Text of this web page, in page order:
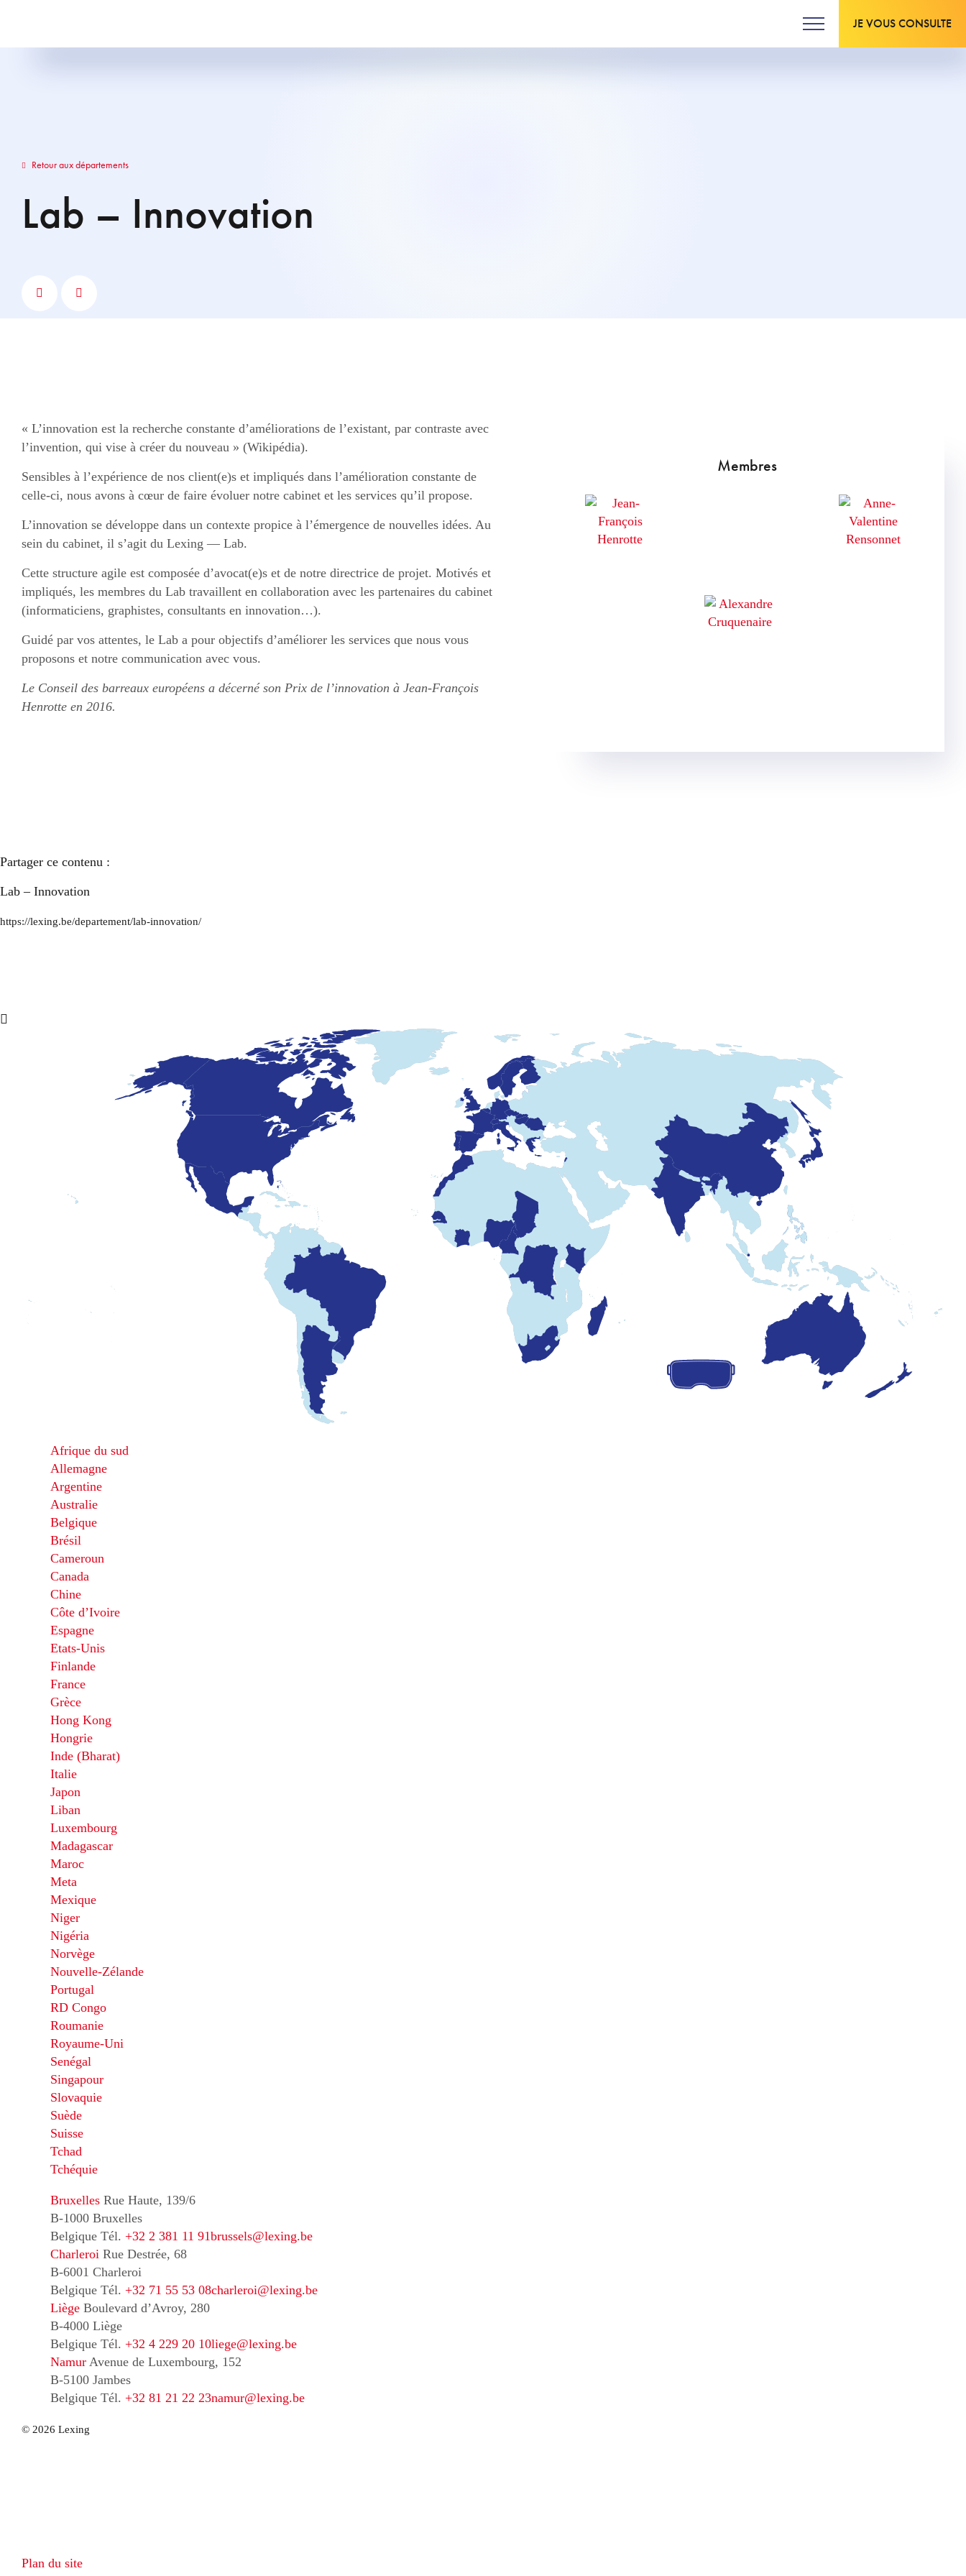
JE VOUS CONSULTE
Retour aux départements
Lab – Innovation
« L’innovation est la recherche constante d’améliorations de l’existant, par contraste avec
l’invention, qui vise à créer du nouveau » (Wikipédia).
Sensibles à l’expérience de nos client(e)s et impliqués dans l’amélioration constante de
celle-ci, nous avons à cœur de faire évoluer notre cabinet et les services qu’il propose.
L’innovation se développe dans un contexte propice à l’émergence de nouvelles idées. Au
sein du cabinet, il s’agit du Lexing — Lab.
Cette structure agile est composée d’avocat(e)s et de notre directrice de projet. Motivés et
impliqués, les membres du Lab travaillent en collaboration avec les partenaires du cabinet
(informaticiens, graphistes, consultants en innovation…).
Guidé par vos attentes, le Lab a pour objectifs d’améliorer les services que nous vous
proposons et notre communication avec vous.
Le Conseil des barreaux européens a décerné son Prix de l’innovation à Jean-François
Henrotte en 2016.
Membres
Partager ce contenu :
Lab – Innovation
https://lexing.be/departement/lab-innovation/
Afrique du sud
Allemagne
Argentine
Australie
Belgique
Brésil
Cameroun
Canada
Chine
Côte d’Ivoire
Espagne
Etats-Unis
Finlande
France
Grèce
Hong Kong
Hongrie
Inde (Bharat)
Italie
Japon
Liban
Luxembourg
Madagascar
Maroc
Meta
Mexique
Niger
Nigéria
Norvège
Nouvelle-Zélande
Portugal
RD Congo
Roumanie
Royaume-Uni
Senégal
Singapour
Slovaquie
Suède
Suisse
Tchad
Tchéquie
Bruxelles Rue Haute, 139/6
B-1000 Bruxelles
Belgique Tél. +32 2 381 11 91brussels@lexing.be
Charleroi Rue Destrée, 68
B-6001 Charleroi
Belgique Tél. +32 71 55 53 08charleroi@lexing.be
Liège Boulevard d’Avroy, 280
B-4000 Liège
Belgique Tél. +32 4 229 20 10liege@lexing.be
Namur Avenue de Luxembourg, 152
B-5100 Jambes
Belgique Tél. +32 81 21 22 23namur@lexing.be
© 2026 Lexing
Plan du site